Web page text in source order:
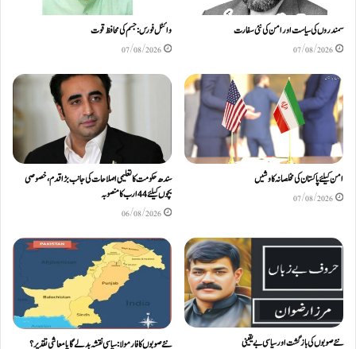
سمندروں کی سیاست اور امن کی نئی سفارت
07/08/2026
وائٹل فورس: جسم کی محافظ قوت
07/08/2026
امن کیلئے پاکستان کی مخلصانہ کاوشیں
07/08/2026
سندھ حکومت کا تعلیمی اصلاحات کی جانب بڑا قدم، خصوصی
بچوں کیلئے44 ارب کا منصوبہ
06/08/2026
نئے صوبوں کی بازگشت اور سیاسی بے یقینی نئے صوبوں کا فارمولا: سیاسی نقشہ بدلے گا یا معاشی تقدیر؟